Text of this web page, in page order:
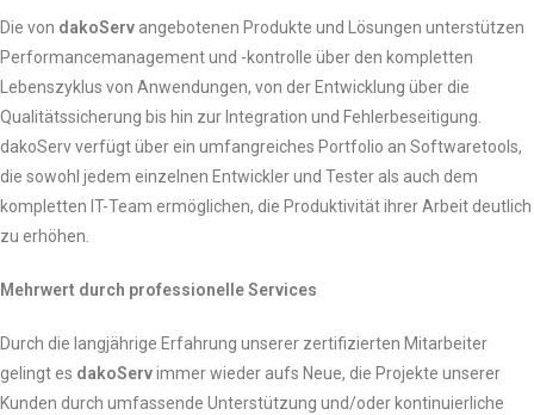
Die von dakoServ angebotenen Produkte und Lösungen unterstützen
Performancemanagement und -kontrolle über den kompletten
Lebenszyklus von Anwendungen, von der Entwicklung über die
Qualitätssicherung bis hin zur Integration und Fehlerbeseitigung.
dakoServ verfügt über ein umfangreiches Portfolio an Softwaretools,
die sowohl jedem einzelnen Entwickler und Tester als auch dem
kompletten IT-Team ermöglichen, die Produktivität ihrer Arbeit deutlich
zu erhöhen.
Mehrwert durch professionelle Services
Durch die langjährige Erfahrung unserer zertifizierten Mitarbeiter
gelingt es dakoServimmer wieder aufs Neue, die Projekte unserer
Kunden durch umfassende Unterstützung und/oder kontinuierliche